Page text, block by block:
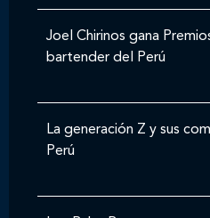
Joel Chirinos gana
bartender del Perú
La generación Z y sus
Perú